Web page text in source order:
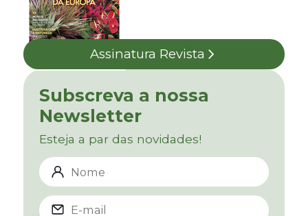
Assinatura Revista
Subscreva a nossa
Newsletter
Esteja a par das novidades!